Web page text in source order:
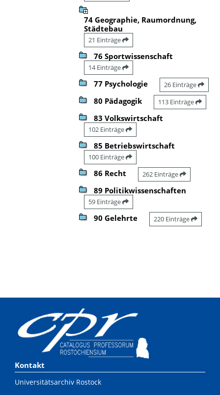
74 Geographie, Raumordnung,
Städtebau
21 Einträge
76 Sportwissenschaft
14 Einträge
77 Psychologie 26 Einträge
80 Pädagogik 113 Einträge
83 Volkswirtschaft
102 Einträge
85 Betriebswirtschaft
100 Einträge
86 Recht 262 Einträge
89 Politikwissenschaften
59 Einträge
90 Gelehrte 220 Einträge
Kontakt
Universitätsarchiv Rostock